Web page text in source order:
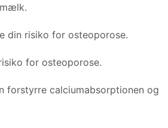
din risiko for osteoporose.
for osteoporose.
forstyrre calciumabsorptionen og